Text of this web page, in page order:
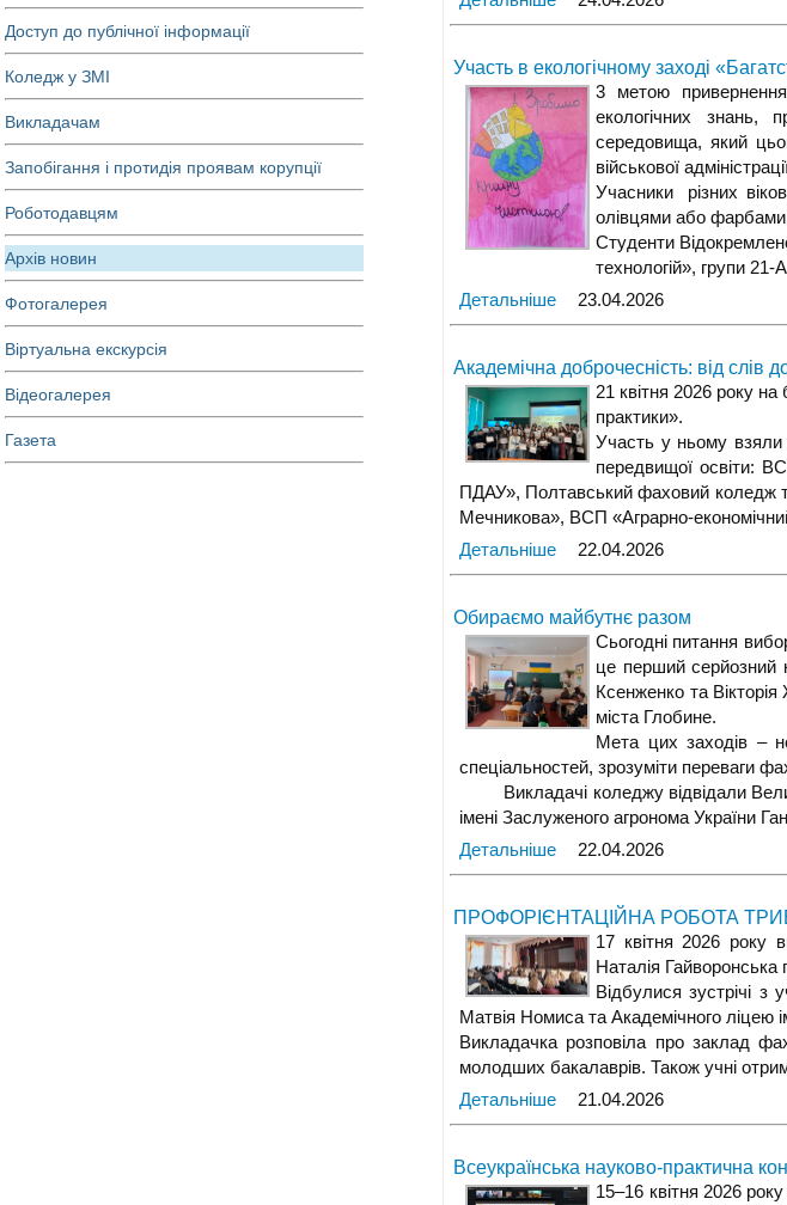
Доступ до публічної інформації
Коледж у ЗМІ
Викладачам
Запобігання і протидія проявам корупції
Роботодавцям
Архів новин
Фотогалерея
Віртуальна екскурсія
Відеогалерея
Газета
Участь в екологічному заході
3 метою
екологічних знань,
середовища, який
військової
Учасники різних
олівцями або
Cтуденти
технологій», групи
Детальніше
23.04.2026
Академічна доброчесність: від слів
21 квітня 2026 року
практики».
Участь у ньому взяли
передвищої освіти:
ПДАУ», Полтавський фаховий коледж
Мечникова», ВСП «Аграрно-
Детальніше
22.04.2026
Обираємо майбутнє разом
Сьогодні питання
це перший серйозний
Ксенженко та
міста Глобине.
Мета цих заходів –
спеціальностей, зрозуміти переваги
Викладачі коледжу відвідали
імені Заслуженого агронома України
Детальніше
22.04.2026
ПРОФОРІЄНТАЦІЙНА РОБОТА
17 квітня 2026 року
Наталія Гайворонська
Відбулися зустрічі з
Матвія Номиса та Академічного ліцею
Викладачка розповіла про заклад
молодших бакалаврів. Також учні
Детальніше
21.04.2026
Всеукраїнська науково-практична
15–16 квітня 2026